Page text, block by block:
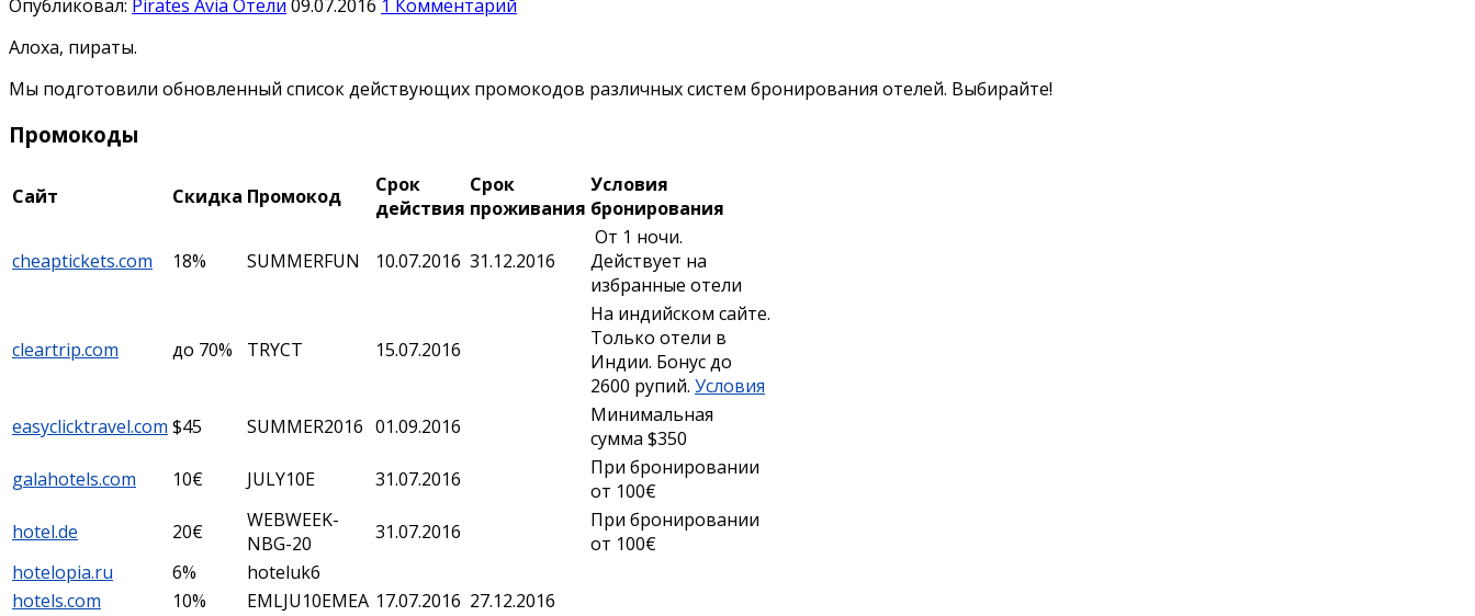
Опубликовал: Pirates Avia Отели 09.07.2016 1 Комментарий
Алоха, пираты.
Мы подготовили обновленный список действующих промокодов различных систем бронирования отелей. Выбирайте!
Промокоды
Сайт Скидка Промокод
Срок
действия
Срок
проживания
Условия
бронирования
cheaptickets.com 18% SUMMERFUN 10.07.2016 31.12.2016
От 1 ночи.
Действует на
избранные отели
cleartrip.com до 70% TRYCT 15.07.2016
На индийском сайте.
Только отели в
Индии. Бонус до
2600 рупий. Условия
easyclicktravel.com $45 SUMMER2016 01.09.2016
Минимальная
сумма $350
galahotels.com
10€ JULY10E 31.07.2016
При бронировании
от 100€
hotel.de
20€
WEBWEEK-
NBG-20
31.07.2016
При бронировании
от 100€
hotelopia.ru
6%
hoteluk6
hotels.com
10% EMLJU10EMEA 17.07.2016 27.12.2016